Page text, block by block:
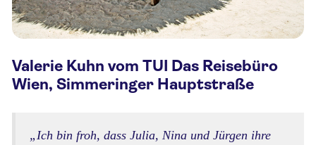
Valerie Kuhn vom TUI Das Reisebüro
Wien, Simmeringer Hauptstraße
„Ich bin froh, dass Julia, Nina und Jürgen ihre